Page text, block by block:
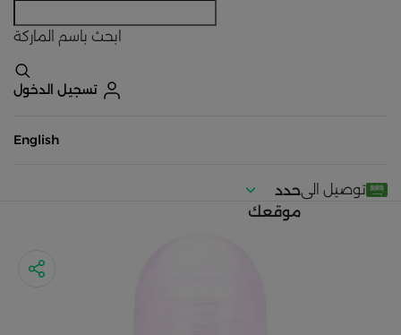
ابحث باسم الماركة
تسجيل الدخول
English
توصيل الىحدد
موقعك